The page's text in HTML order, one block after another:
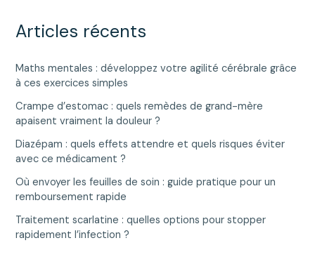
Articles récents
Maths mentales : développez votre agilité cérébrale grâce
à ces exercices simples
Crampe d’estomac : quels remèdes de grand-mère
apaisent vraiment la douleur ?
Diazépam : quels effets attendre et quels risques éviter
avec ce médicament ?
Où envoyer les feuilles de soin : guide pratique pour un
remboursement rapide
Traitement scarlatine : quelles options pour stopper
rapidement l’infection ?